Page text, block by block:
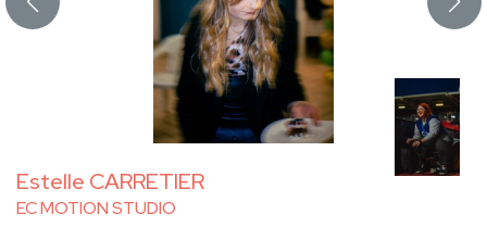
Estelle CARRETIER
EC MOTION STUDIO